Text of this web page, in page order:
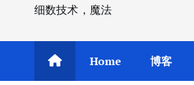
细数技术，魔法
Home 博客